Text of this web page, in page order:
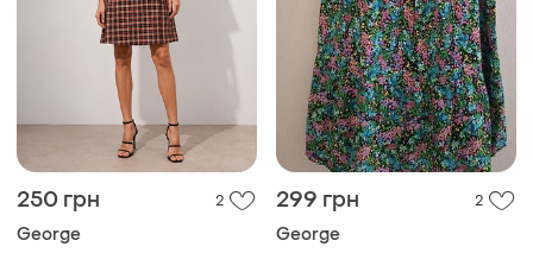
250 грн 2
George
299 грн 2
George